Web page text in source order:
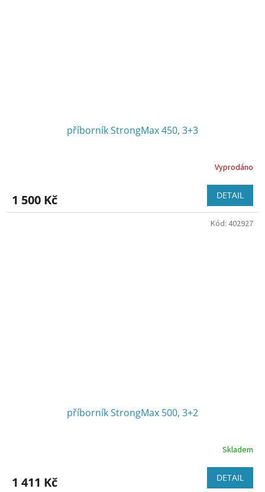
příborník StrongMax 450, 3+3
Vyprodáno
1 500 Kč DETAIL
příborník StrongMax 500, 3+2
Skladem
1 411 Kč DETAIL
Kód: 402927